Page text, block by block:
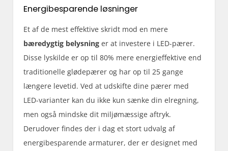
Energibesparende løsninger
Et af de mest effektive skridt mod en mere
bæredygtig belysning er at investere i LED-pærer.
Disse lyskilde er op til 80% mere energieffektive end
traditionelle glødepærer og har op til 25 gange
længere levetid. Ved at udskifte dine pærer med
LED-varianter kan du ikke kun sænke din elregning,
men også mindske dit miljømæssige aftryk.
Derudover findes der i dag et stort udvalg af
energibesparende armaturer, der er designet med